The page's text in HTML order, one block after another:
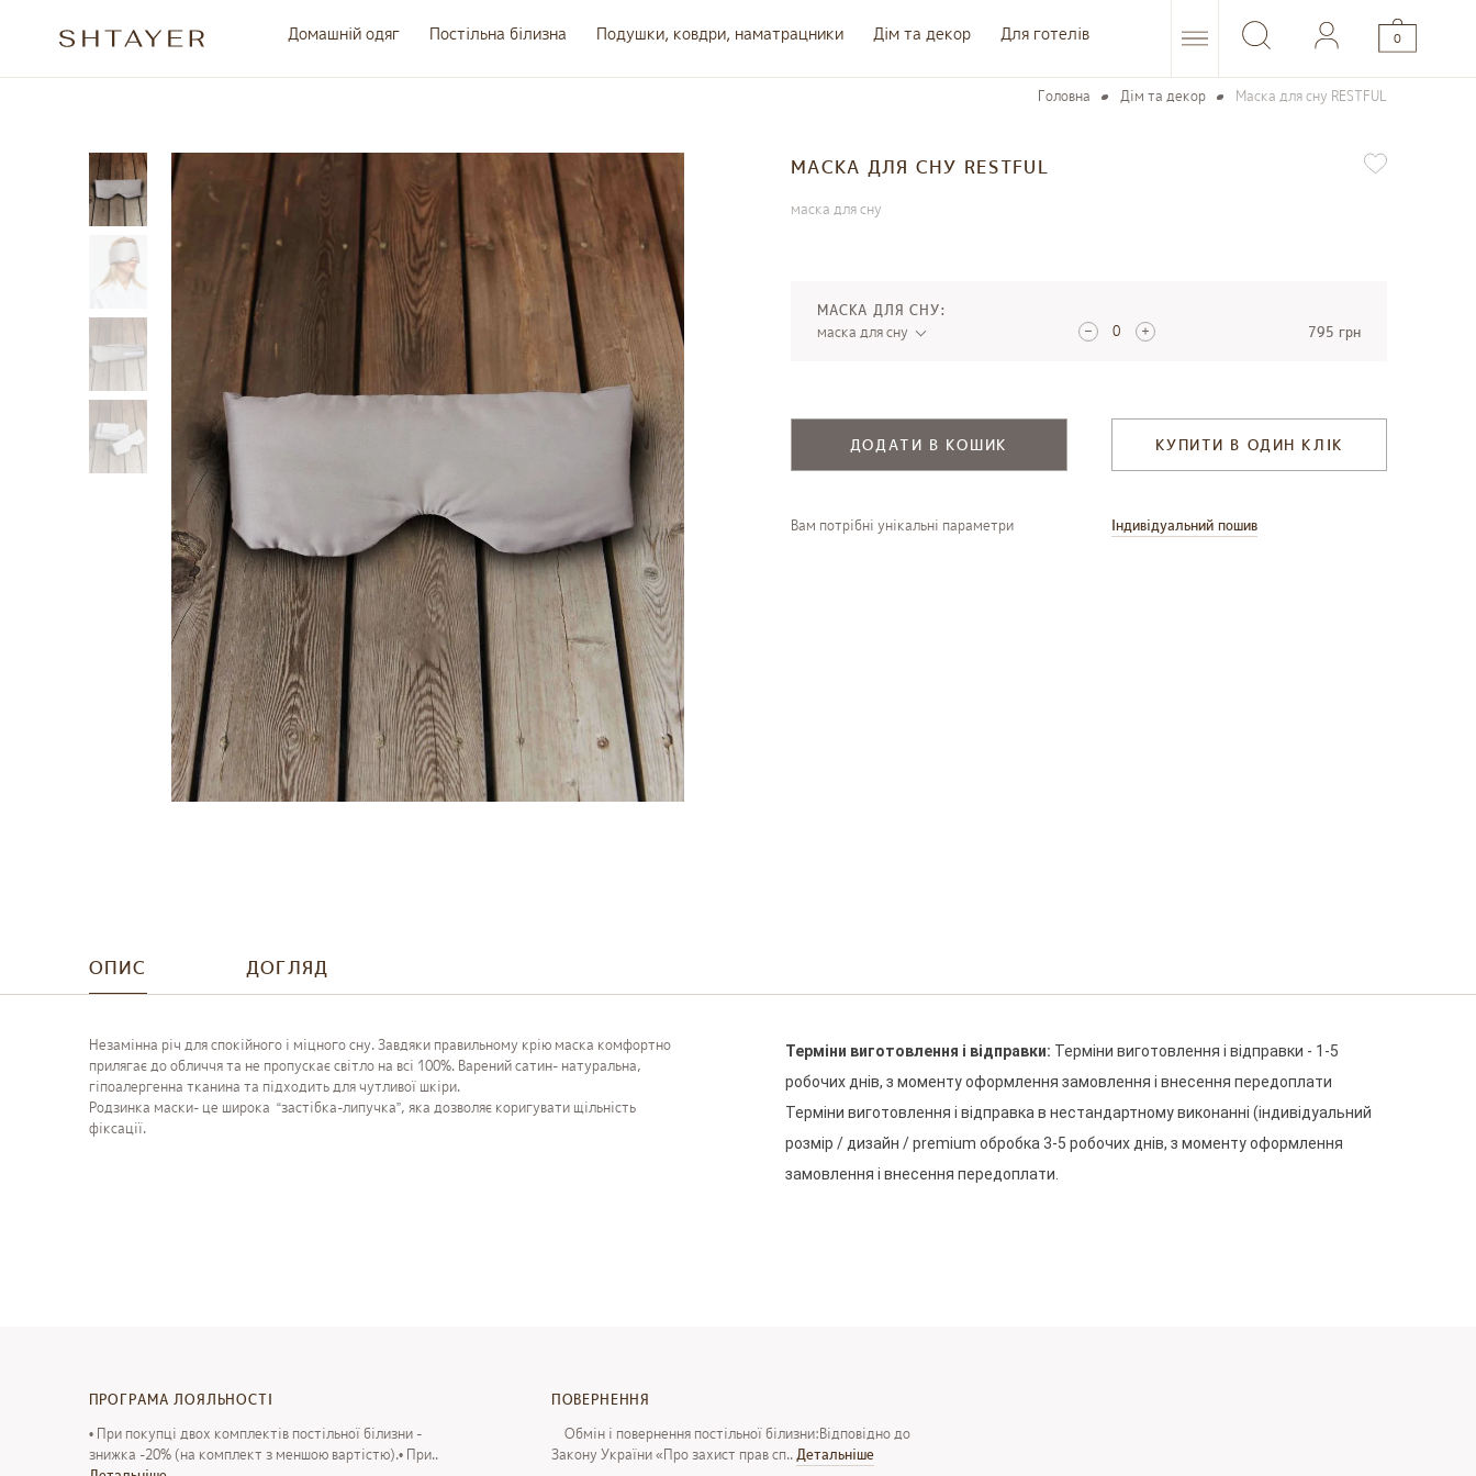
0
Домашній одяг Постільна білизна Подушки, ковдри, наматрацники Дім та декор Для готелів
Головна Дім та декор Маска для сну RESTFUL
МАСКА ДЛЯ СНУ RESTFUL
маска для сну
МАСКА ДЛЯ СНУ:
маска для сну
795 грн
ДОДАТИ В КОШИК КУПИТИ В ОДИН КЛІК
Вам потрібні унікальні параметри Індивідуальний пошив
ОПИС ДОГЛЯД
Незамінна річ для спокійного і міцного сну. Завдяки правильному крію маска комфортно
прилягає до обличчя та не пропускає світло на всі 100%. Варений сатин- натуральна,
гіпоалергенна тканина та підходить для чутливої шкіри.
Родзинка маски- це широка “застібка-липучка”, яка дозволяє коригувати щільність
фіксації.
Терміни виготовлення і відправки: Терміни виготовлення і відправки - 1-5
робочихднів, з моментуоформлення замовлення і внесення передоплати
Терміни виготовлення і відправкав нестандартномувиконанні (індивідуальний
розмір /дизайн /premium обробка 3-5 робочихднів, з моментуоформлення
замовлення і внесення передоплати.
ПРОГРАМА ЛОЯЛЬНОСТІ
• При покупці двох комплектів постільної білизни -
знижка -20% (на комплект з меншою вартістю).• При..
ПОВЕРНЕННЯ
Обмін і повернення постільної білизни:Відповідно до
Закону України «Про захист прав сп..Детальнiше